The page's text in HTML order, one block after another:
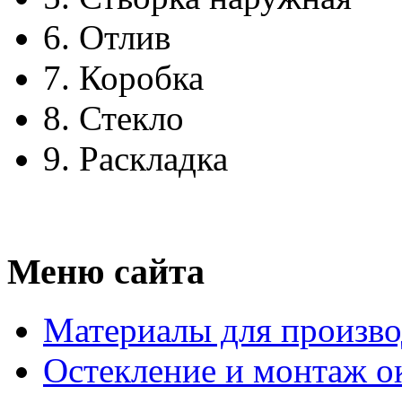
6. Отлив
7. Коробка
8. Стекло
9. Раскладка
Меню сайта
Материалы для
Остекление и монтаж